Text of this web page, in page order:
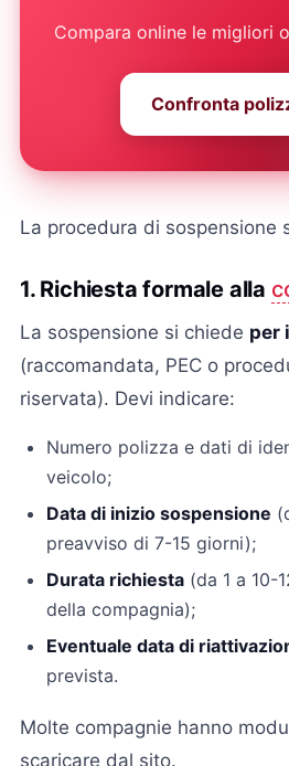
Compara online le migliori
Confronta
La procedura di sospensione
1. Richiesta formale alla
La sospensione si chiede per
(raccomandata, PEC o
riservata). Devi indicare:
Numero polizza e dati di
veicolo;
Data di inizio sospensione
preavviso di 7-15 giorni);
Durata richiesta (da 1 a 10-
della compagnia);
Eventuale data di
prevista.
Molte compagnie hanno
scaricare dal sito.